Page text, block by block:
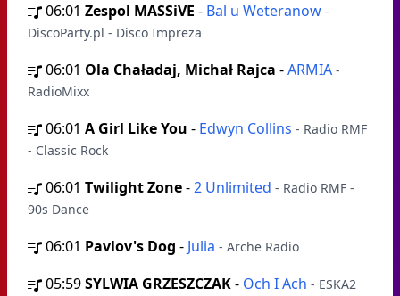
06:01 Zespol MASSiVE - Bal u Weteranow -
DiscoParty.pl - Disco Impreza
06:01 Ola Chaładaj, Michał Rajca -ARMIA -
RadioMixx
06:01 A Girl Like You - Edwyn Collins - Radio RMF
- Classic Rock
06:01 Twilight Zone-2 Unlimited - Radio RMF -
90s Dance
06:01 Pavlov's Dog - Julia - Arche Radio
05:59SYLWIA GRZESZCZAK- Och I Ach - ESKA2